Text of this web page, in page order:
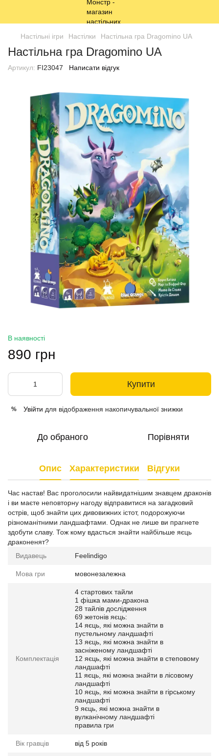
Настільні ігри Настілки Настільна гра Dragomino UA
Настільна гра Dragomino UA
Артикул: FI23047 Написати відгук
В наявності
890 грн
Купити
% Увійти для відображення накопичувальної знижки
До обраного Порівняти
Опис Характеристики Відгуки
Час настав! Вас проголосили найвидатнішим знавцем драконів
і ви маєте неповторну нагоду відправитися на загадковий
острів, щоб знайти цих дивовижних істот, подорожуючи
різноманітними ландшафтами. Однак не лише ви прагнете
здобути славу. Тож кому вдасться знайти найбільше яєць
драконенят?
Видавець
Feelindigo
Мова гри мовонезалежна
Комплектація
4 стартових тайли
1 фішка мами-дракона
28 тайлів дослідження
69 жетонів яєць:
14 яєць, які можна знайти в
пустельному ландшафті
13 яєць, які можна знайти в
засніженому ландшафті
12 яєць, які можна знайти в степовому
ландшафті
11 яєць, які можна знайти в лісовому
ландшафті
10 яєць, які можна знайти в гірському
ландшафті
9 яєць, які можна знайти в
вулканічному ландшафті
правила гри
Вік гравців від 5 років